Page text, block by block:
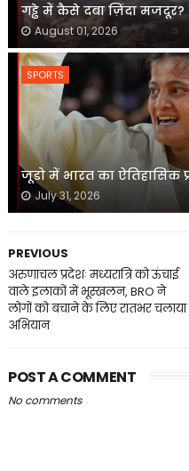
गड्ढे में कैसे दबा ज़िंदा
August 01, 2026
SPORTS
जूडो में भारत का ऐतिहासिक
July 31, 2026
PREVIOUS
अरुणाचल प्रदेशः मध्यरात्रि को ऊंचाई
वाले इलाकों में भूस्खलन, BRO ने
लोगों को बचाने के लिए रातभर चलाया
अभियान
POST A COMMENT
No comments